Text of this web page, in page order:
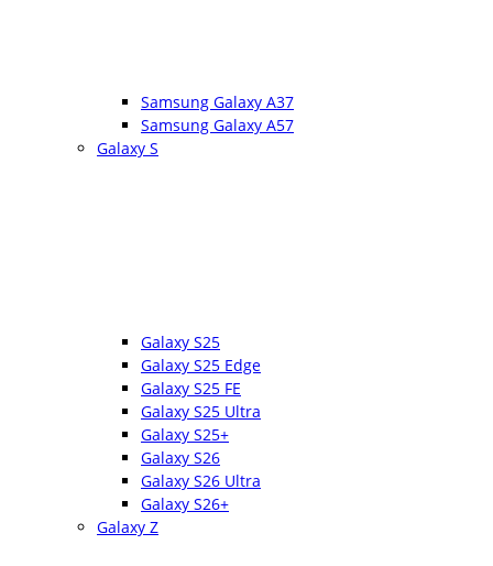
Samsung Galaxy A37
Samsung Galaxy A57
Galaxy S
Galaxy S25
Galaxy S25 Edge
Galaxy S25 FE
Galaxy S25 Ultra
Galaxy S25+
Galaxy S26
Galaxy S26 Ultra
Galaxy S26+
Galaxy Z